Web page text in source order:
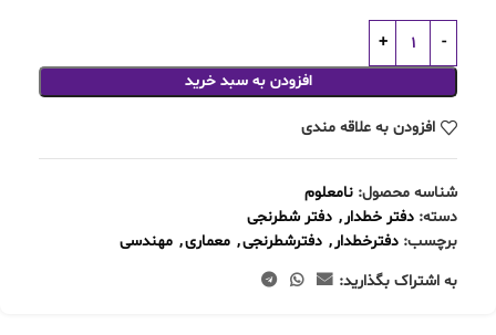
افزودن به سبد خرید
افزودن به علاقه مندی
شناسه محصول: نامعلوم
دسته: دفتر خطدار, دفتر شطرنجی
برچسب: دفترخطدار, دفترشطرنجی, معماری, مهندسی
به اشتراک بگذارید: